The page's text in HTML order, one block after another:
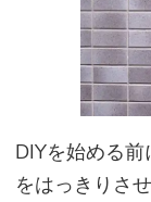
DIYを始める
をはっきりさ